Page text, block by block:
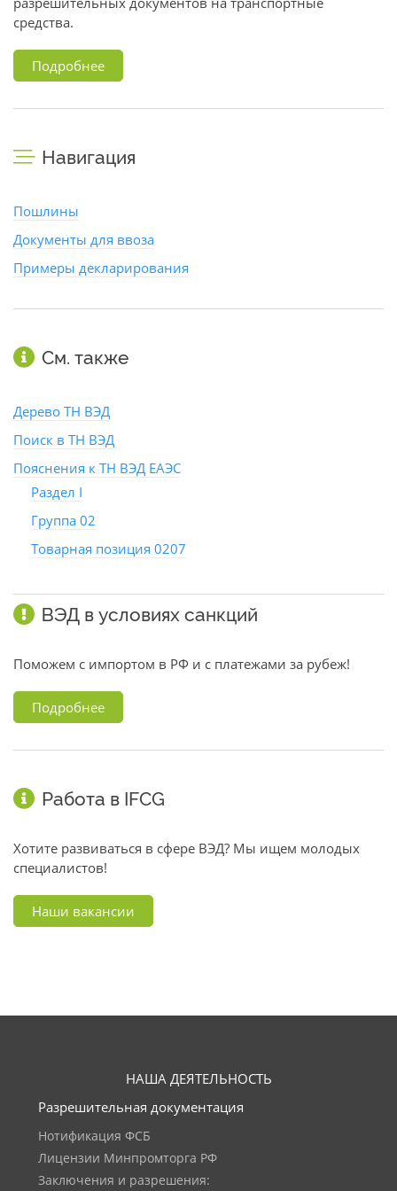
средства.
Подробнее
Навигация
Пошлины
Документы для ввоза
Примеры декларирования
См. также
Дерево ТН ВЭД
Поиск в ТН ВЭД
Пояснения к ТН ВЭД ЕАЭС
Раздел I
Группа 02
Товарная позиция 0207
ВЭД в условиях санкций
Поможем с импортом в РФ и с платежами за рубеж!
Подробнее
Работа в IFCG
Хотите развиваться в сфере ВЭД? Мы ищем молодых
специалистов!
Наши вакансии
НАША ДЕЯТЕЛЬНОСТЬ
Разрешительная документация
Нотификация ФСБ
Лицензии Минпромторга РФ
Заключения и разрешения: